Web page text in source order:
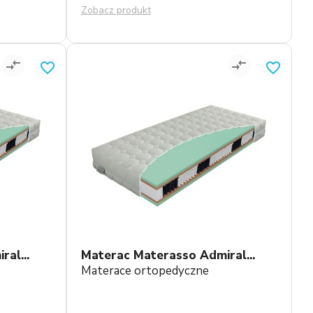
Zobacz produkt
compare_arrows favorite_border compare_arrows
Materac Materasso Admiral...
Materace ortopedyczne
favorite_border